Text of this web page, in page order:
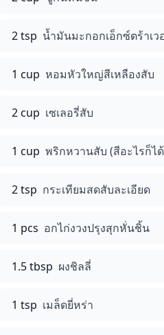
2 tsp น้ำมันมะกอกเอ็กซ์ตร้าเว
1 cup หอมหัวใหญ่สีเหลืองสับ
2 cup เซเลอรี่สับ
1 cup พริกหวานสับ (สีอะไรก็ไ
2 tsp กระเทียมสดสับละเอียด
1 pcs อกไก่งวงปรุงสุกหั่นชิ้น
1.5 tbsp ผงชิลลี่
1 tsp เมล็ดยี่หร่า